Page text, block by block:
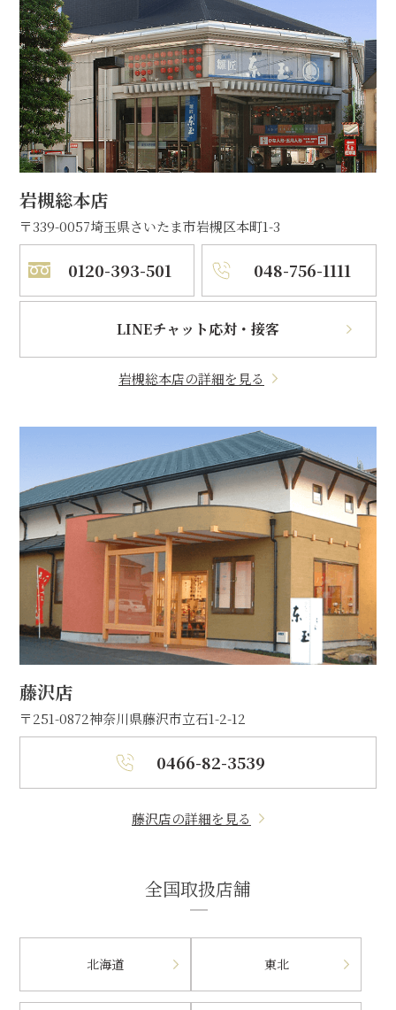
岩槻総本店
〒339-0057埼玉県さいたま市岩槻区本町1-3
0120-393-501 048-756-1111
LINEチャット応対・接客
岩槻総本店の詳細を見る
藤沢店
〒251-0872神奈川県藤沢市立石1-2-12
0466-82-3539
藤沢店の詳細を見る
全国取扱店舗
北海道 東北